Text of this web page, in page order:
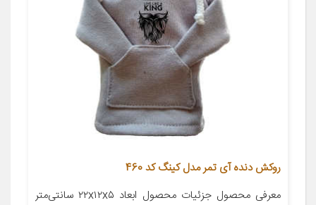
روکش دنده آی تمر مدل کینگ کد 460
معرفی محصول جزئیات محصول ابعاد ۲۲x۱۲x۵ سانتی‌متر